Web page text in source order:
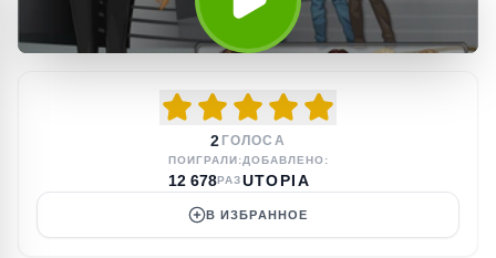
2 ГОЛОСА
ПОИГРАЛИ:
12 678РАЗ
ДОБАВЛЕНО:
UTOPIA
В ИЗБРАННОЕ